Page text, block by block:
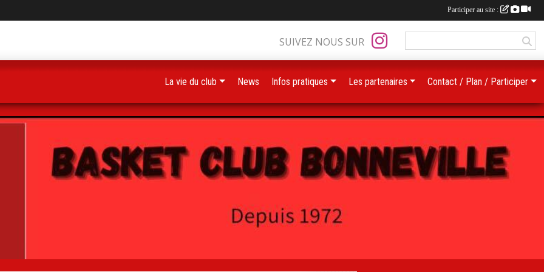
SUIVEZ NOUS SUR
La vie du club News Infos pratiques Les partenaires Contact / Plan / Participer
Participer au site :